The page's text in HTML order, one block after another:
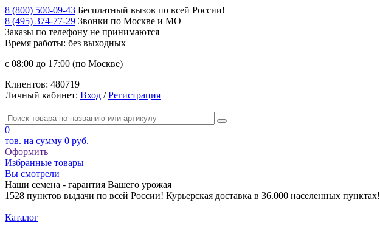
8 (800) 500-09-43 Бесплатный вызов по всей России!
8 (495) 374-77-29 Звонки по Москве и МО
Заказы по телефону не принимаются
Время работы: без выходных
с 08:00 до 17:00 (по Москве)
Клиентов: 480719
Личный кабинет: Вход /Регистрация
0
тов. на сумму 0 руб.
Оформить
Избранные товары
Вы смотрели
Наши семена - гарантия Вашего урожая
1528 пунктов выдачи по всей России! Курьерская доставка в 36.000 населенных пунктах!
Каталог